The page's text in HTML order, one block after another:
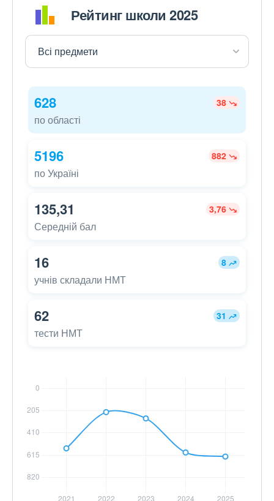
Рейтинг школи 2025
628 38
по області
5196 882
по Україні
135,31 3,76
Середній бал
16 8
учнів складали НМТ
62 31
тести НМТ